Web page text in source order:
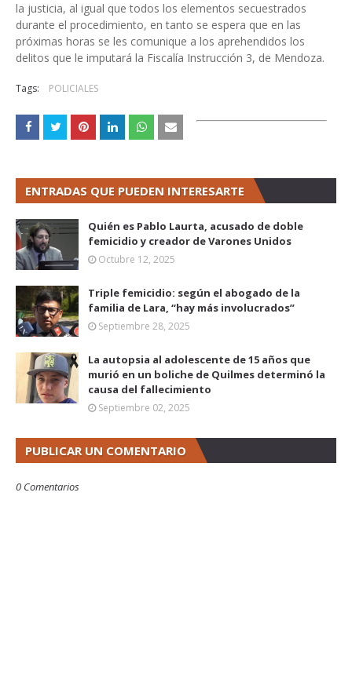
la justicia, al igual que todos los elementos secuestrados
durante el procedimiento, en tanto se espera que en las
próximas horas se les comunique a los aprehendidos los
delitos que le imputará la Fiscalía Instrucción 3, de Mendoza.
Tags: POLICIALES
ENTRADAS QUE PUEDEN INTERESARTE
Quién es Pablo Laurta, acusado de doble
femicidio y creador de Varones Unidos
Octubre 12, 2025
Triple femicidio: según el abogado de la
familia de Lara, “hay más involucrados”
Septiembre 28, 2025
La autopsia al adolescente de 15 años que
murió en un boliche de Quilmes determinó la
causa del fallecimiento
Septiembre 02, 2025
PUBLICAR UN COMENTARIO
0 Comentarios